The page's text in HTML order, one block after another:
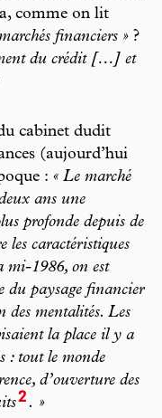
comme on lit
financiers » ?
du crédit […] et
cabinet dudit
(aujourd’hui
: « Le marché
ans une
profonde depuis de
les caractéristiques
mi-1986, on est
du paysage financier
des mentalités. Les
la place il y a
: tout le monde
d’ouverture des
2 . »